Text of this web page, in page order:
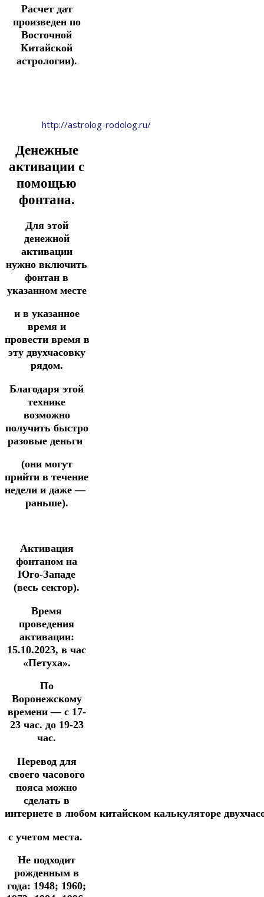
Расчет дат
произведен по
Восточной
Китайской
астрологии).
http://astrolog-rodolog.ru/
Денежные
активации с
помощью
фонтана.
Для этой
денежной
активации
нужно включить
фонтан в
указанном месте
и в указанное
время и
провести время в
эту двухчасовку
рядом.
Благодаря этой
технике
возможно
получить быстро
разовые деньги
(они могут
прийти в течение
недели и даже —
раньше).
Активация
фонтаном на
Юго-Западе
(весь сектор).
Время
проведения
активации:
15.10.2023, в час
«Петуха».
По
Воронежскому
времени — с 17-
23 час. до 19-23
час.
Перевод для
своего часового
пояса можно
сделать в
интернете в любом китайском калькуляторе
с учетом места.
Не подходит
рожденным в
года: 1948; 1960;